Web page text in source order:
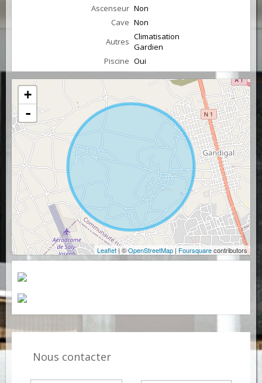
Ascenseur Non
Cave Non
Autres Climatisation
Gardien
Piscine Oui
+
-
Leaflet| ©OpenStreetMap | Foursquarecontributors
Nous contacter